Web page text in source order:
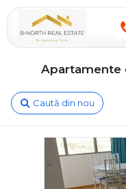
Apartamente
Caută din nou